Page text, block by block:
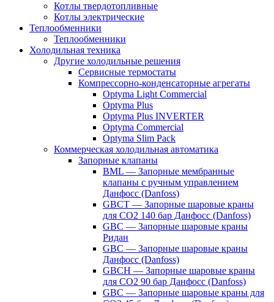
Котлы твердотопливные
Котлы электрические
Теплообменники
Теплообменники
Холодильная техника
Другие холодильные решения
Сервисные термостаты
Компрессорно-конденсаторные агрегаты
Optyma Light Commercial
Optyma Plus
Optyma Plus INVERTER
Optyma Commercial
Optyma Slim Pack
Коммерческая холодильная автоматика
Запорные клапаны
BML — Запорные мембранные
клапаны с ручным управлением
Данфосс (Danfoss)
GBCT — Запорные шаровые краны
для CO2 140 бар Данфосс (Danfoss)
GBC — Запорные шаровые краны
Ридан
GBC — Запорные шаровые краны
Данфосс (Danfoss)
GBCH — Запорные шаровые краны
для CO2 90 бар Данфосс (Danfoss)
GBC — Запорные шаровые краны для